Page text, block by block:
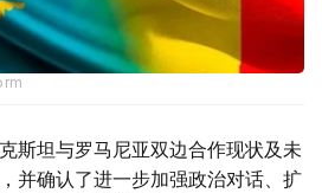
斯坦与罗马尼亚双边合作现状及未
并确认了进一步加强政治对话、扩